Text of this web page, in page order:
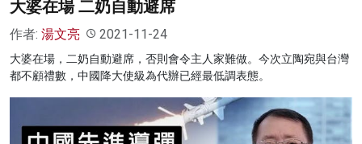
大婆在場 二奶自動避席
作者: 湯文亮 2021-11-24
大婆在場，二奶自動避席，否則會令主人家難做。今次立陶宛與台灣
都不顧禮數，中國降大使級為代辦已經最低調表態。